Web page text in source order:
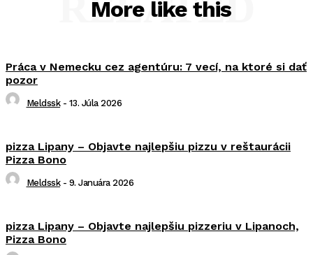
More like this
Práca v Nemecku cez agentúru: 7 vecí, na ktoré si dať
pozor
Meldssk - 13. Júla 2026
pizza Lipany – Objavte najlepšiu pizzu v reštaurácii
Pizza Bono
Meldssk - 9. Januára 2026
pizza Lipany – Objavte najlepšiu pizzeriu v Lipanoch,
Pizza Bono